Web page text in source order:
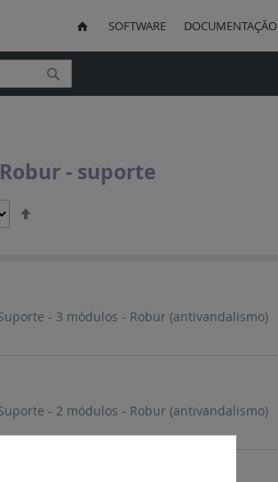
SOFTWARE DOCUMENTAÇÃO
Pesquisa
- suporte
- 3 módulos - Robur (antivandalismo)
- 2 módulos - Robur (antivandalismo)